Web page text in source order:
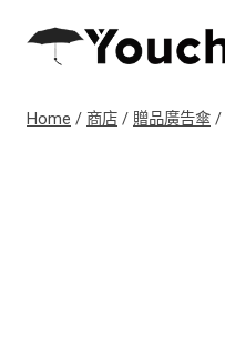
Home / 商店 / 贈品廣告傘 /